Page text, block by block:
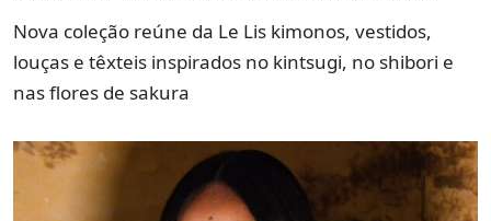
Nova coleção reúne da Le Lis kimonos, vestidos,
louças e têxteis inspirados no kintsugi, no shibori e
nas flores de sakura